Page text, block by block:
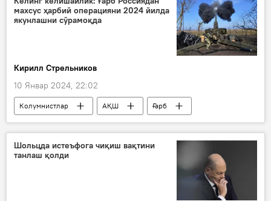
махсус ҳарбий операцияни 2024 йилда
якунлашни сўрамоқда
Кирилл Стрельников
10 Январ 2024, 22:02
Колумнистлар АҚШ
Ғарб
Россия
Украина
Владимир Путин
Жо Байден
Шольцда истеъфога чиқиш вақтини
танлаш қолди